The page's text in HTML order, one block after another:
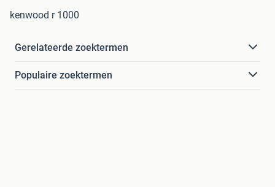
kenwood r 1000
Gerelateerde zoektermen
Populaire zoektermen